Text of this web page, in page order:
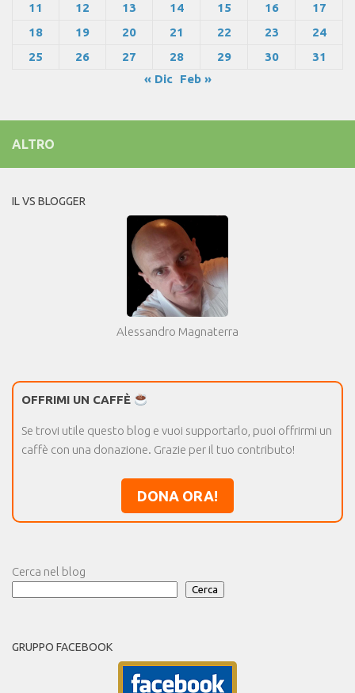
11
12 13 14 15 16
17
18
19 20 21 22 23
24
25
26 27 28 29 30
31
« Dic
Feb »
ALTRO
IL VS BLOGGER
Alessandro Magnaterra
OFFRIMI UN CAFFÈ
Se trovi utile questo blog e vuoi supportarlo, puoi offrirmi un
caffè con una donazione. Grazie per il tuo contributo!
DONA ORA!
Cerca nel blog
Cerca
GRUPPO FACEBOOK